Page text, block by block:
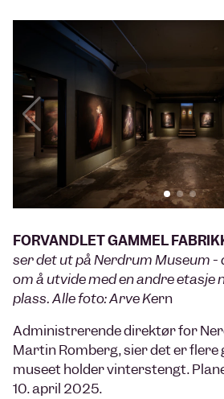
FORVANDLET GAMMEL
ser det ut på Nerdrum Museum -
om å utvide med en andre etasje
plass. Alle foto: Arve Kern
Administrerende direktør for
Martin Romberg, sier det er
museet holder vinterstengt.
10. april 2025.